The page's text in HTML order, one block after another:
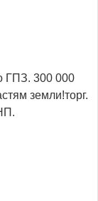
ГПЗ. 300 000
земли!торг.